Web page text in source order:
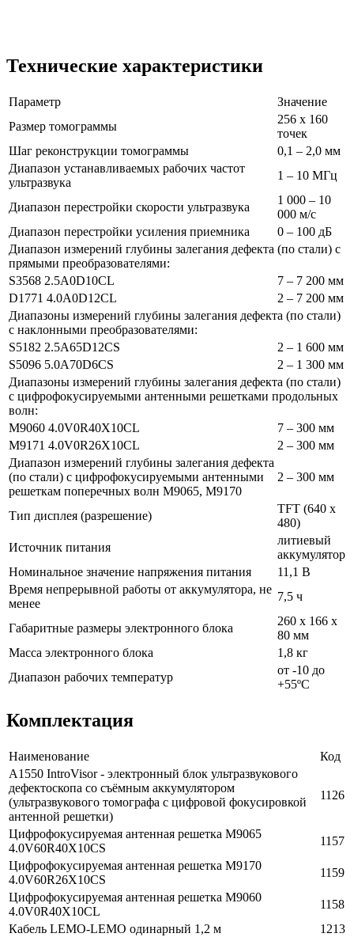
Технические характеристики
Параметр
Значение
Размер томограммы
256 x 160
точек
Шаг реконструкции томограммы
0,1 – 2,0 мм
Диапазон устанавливаемых рабочих частот
ультразвука
1 – 10 МГц
Диапазон перестройки скорости ультразвука
1 000 – 10
000 м/с
Диапазон перестройки усиления приемника
0 – 100 дБ
Диапазон измерений глубины залегания дефекта (по стали) с
прямыми преобразователями:
S3568 2.5A0D10CL
7 – 7 200 мм
D1771 4.0A0D12CL
2 – 7 200 мм
Диапазоны измерений глубины залегания дефекта (по стали)
с наклонными преобразователями:
S5182 2.5A65D12CS
2 – 1 600 мм
S5096 5.0A70D6CS
2 – 1 300 мм
Диапазоны измерений глубины залегания дефекта (по стали)
с цифрофокусируемыми антенными решетками продольных
волн:
М9060 4.0V0R40X10CL
7 – 300 мм
М9171 4.0V0R26X10CL
2 – 300 мм
Диапазон измерений глубины залегания дефекта
(по стали) с цифрофокусируемыми антенными
решеткам поперечных волн М9065, M9170
2 – 300 мм
Тип дисплея (разрешение)
TFT (640 x
480)
Источник питания
литиевый
аккумулятор
Номинальное значение напряжения питания
11,1 В
Время непрерывной работы от аккумулятора, не
менее
7,5 ч
Габаритные размеры электронного блока
260 х 166 х
80 мм
Масса электронного блока
1,8 кг
Диапазон рабочих температур
от -10 до
+55ºC
Комплектация
Наименование
Код
А1550 IntroVisor - электронный блок ультразвукового
дефектоскопа со съёмным аккумулятором
(ультразвукового томографа с цифровой фокусировкой
антенной решетки)
1126
Цифрофокусируемая антенная решетка М9065
4.0V60R40X10CS
1157
Цифрофокусируемая антенная решетка M9170
4.0V60R26X10CS
1159
Цифрофокусируемая антенная решетка М9060
4.0V0R40X10CL
1158
Кабель LEMO-LEMO одинарный 1,2 м
1213